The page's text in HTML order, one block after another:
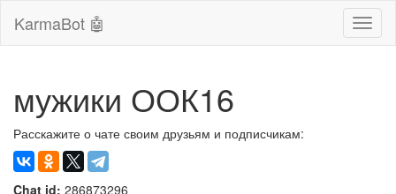
KarmaBot 🤖
мужики ООК16
Расскажите о чате своим друзьям и подписчикам:
Chat id: 286873296